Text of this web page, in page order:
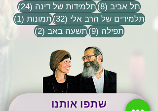
תל אביב (8) 8 פוסטיםתלמידות של דינה (24)
24 פוסטים
תלמידים של הרב אלי (32) 32 פוסטים
תמונות (1)
תפילה (9) 9 פוסטיםתשעה באב (2) 2 פוסטים
שתפו אותנו